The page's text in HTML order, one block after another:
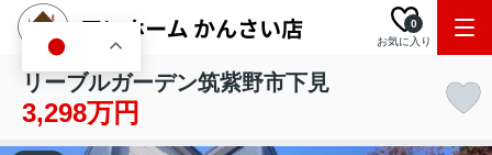
お気に入り
0
リーブルガーデン筑紫野市下見
3,298万円